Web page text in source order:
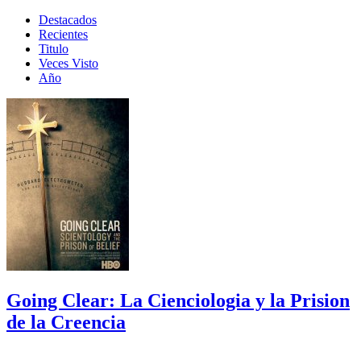
Destacados
Recientes
Titulo
Veces Visto
Año
Going Clear: La Cienciologia y la Prision
de la Creencia